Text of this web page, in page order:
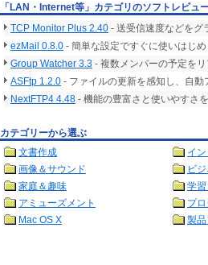
「LAN・Internet等」カテゴリのソフトレビュ
TCP Monitor Plus 2.40 - 送受信速度などをグ
ezMail 0.8.0 - 簡単な設定ですぐに使いはじめ
Group Watcher 3.3 - 複数メンバーの予定を
ASFtp 1.2.0 - ファイルの更新を感知し、自動
NextFTP4 4.48 - 機能の豊富さと使いやすさ
カテゴリーから選ぶ
文書作成
イ
画像＆サウンド
ビ
家庭＆趣味
学
アミューズメント
プ
Mac OS X
製